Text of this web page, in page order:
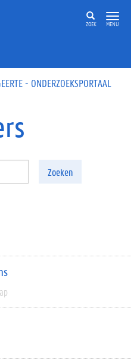
ZOEK MENU
- ONDERZOEKSPORTAAL
Zoeken